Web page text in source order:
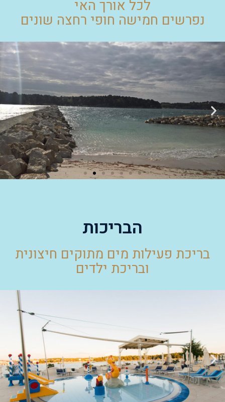
לכל אורך האי
נפרשים חמישה חופי רחצה שונים
הבריכות
בריכת פעילות מים מתוקים חיצונית
ובריכת ילדים